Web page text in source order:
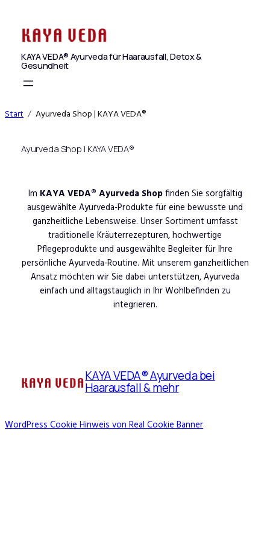
springen
KAYA VEDA® Ayurveda für Haarausfall, Detox &
Gesundheit
Start Ayurveda Shop | KAYA VEDA®
Ayurveda Shop | KAYA VEDA®
Im KAYA VEDA® Ayurveda Shopfinden Sie sorgfältig
ausgewählte Ayurveda-Produkte für eine bewusste und
ganzheitliche Lebensweise. Unser Sortiment umfasst
traditionelle Kräuterrezepturen, hochwertige
Pflegeprodukte und ausgewählte Begleiter für Ihre
persönliche Ayurveda-Routine. Mit unserem ganzheitlichen
Ansatz möchten wir Sie dabei unterstützen, Ayurveda
einfach und alltagstauglich in Ihr Wohlbefinden zu
integrieren.
KAYA VEDA® Ayurveda bei
Haarausfall & mehr
WordPress Cookie Hinweis von Real Cookie Banner